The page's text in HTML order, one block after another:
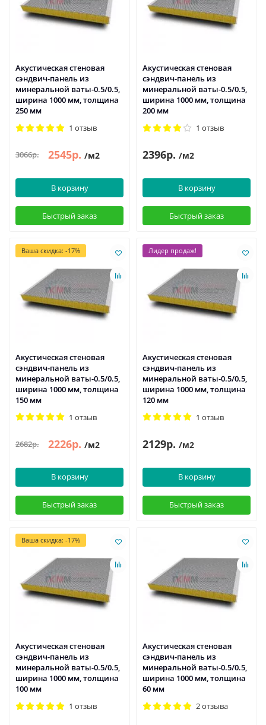
Акустическая стеновая
сэндвич-панель из
минеральной ваты-0.5/0.5,
ширина 1000 мм, толщина
250 мм
1 отзыв
3066р. 2545р. /м2
В корзину
Быстрый заказ
Акустическая стеновая
сэндвич-панель из
минеральной ваты-0.5/0.5,
ширина 1000 мм, толщина
200 мм
1 отзыв
2396р. /м2
В корзину
Быстрый заказ
Ваша скидка: -17%
Акустическая стеновая
сэндвич-панель из
минеральной ваты-0.5/0.5,
ширина 1000 мм, толщина
150 мм
1 отзыв
2682р. 2226р. /м2
В корзину
Быстрый заказ
Лидер продаж!
Акустическая стеновая
сэндвич-панель из
минеральной ваты-0.5/0.5,
ширина 1000 мм, толщина
120 мм
1 отзыв
2129р. /м2
В корзину
Быстрый заказ
Ваша скидка: -17%
Акустическая стеновая
сэндвич-панель из
минеральной ваты-0.5/0.5,
ширина 1000 мм, толщина
100 мм
1 отзыв
Акустическая стеновая
сэндвич-панель из
минеральной ваты-0.5/0.5,
ширина 1000 мм, толщина
60 мм
2 отзыва